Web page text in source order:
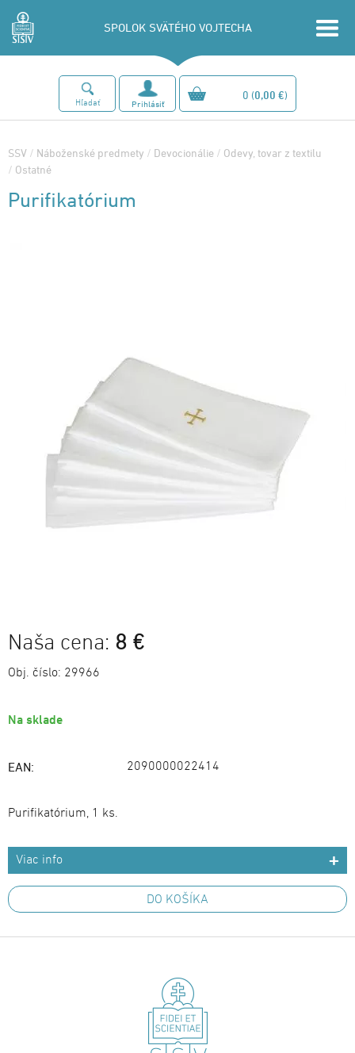
SPOLOK SVÄTÉHO VOJTECHA
Hľadať Prihlásiť
0 (0,00 €)
SSV / Náboženské predmety / Devocionálie / Odevy, tovar z textilu
/ Ostatné
Purifikatórium
Naša cena: 8 €
Obj. číslo: 29966
Na sklade
EAN: 2090000022414
Purifikatórium, 1 ks.
Viac info
DO KOŠÍKA